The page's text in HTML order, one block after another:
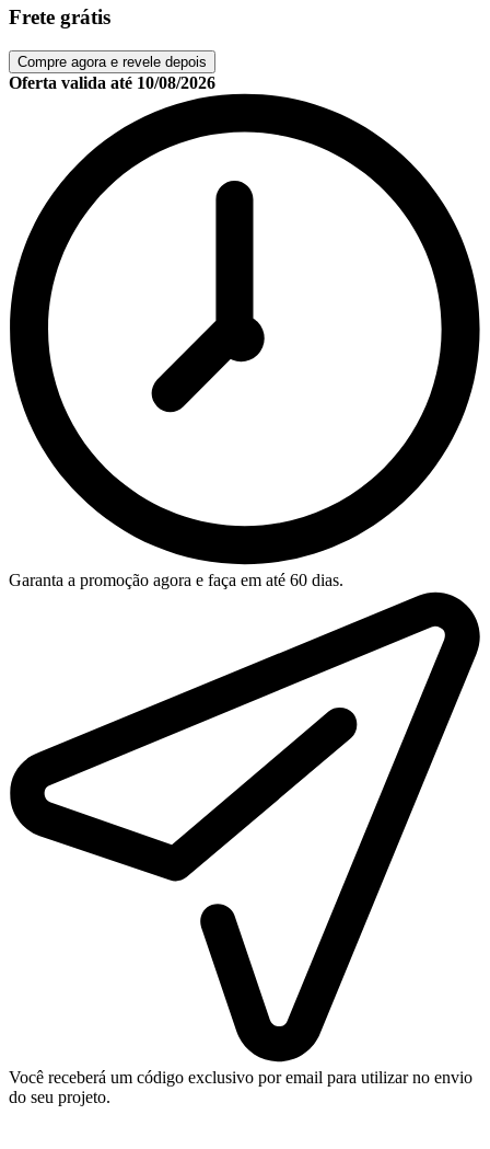
Frete grátis
Compre agora e revele depois
Oferta valida até 10/08/2026
Garanta a promoção agora e faça em até 60 dias.
Você receberá um código exclusivo por email para utilizar no envio
do seu projeto.